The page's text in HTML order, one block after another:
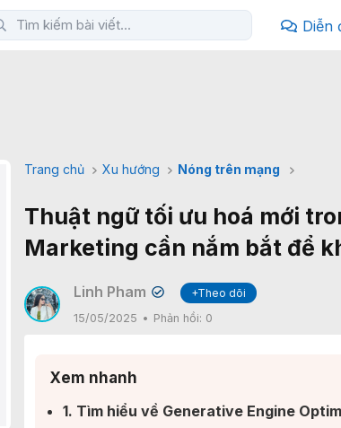
Diễn
Trang chủ Xu hướng Nóng trên mạng
Thuật ngữ tối ưu hoá mới
Marketing cần nắm bắt để
Linh Pham ✔
+Theo dõi
15/05/2025
Phản hồi: 0
Xem nhanh
1. Tìm hiểu về Generative Engine